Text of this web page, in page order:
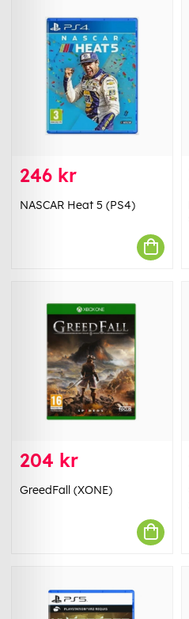
246 kr
NASCAR Heat 5 (PS4)
204 kr
GreedFall (XONE)